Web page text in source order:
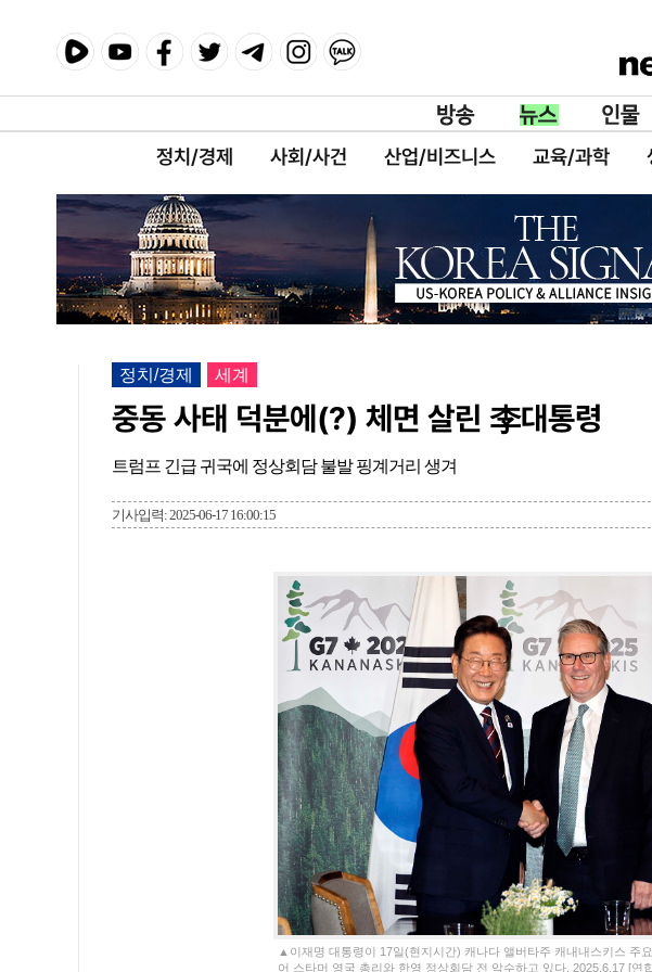
정치/경제 사회/사건 산업/비즈니스 교육/과학
정치/경제 세계
중동 사태 덕분에(?) 체면 살린 李대통령
트럼프 긴급 귀국에 정상회담 불발 핑계거리 생겨
기사입력: 2025-06-17 16:00:15
▲이재명 대통령이 17일(현지시간) 캐나다 앨버타주 캐내내스키스 주
어 스타머 영국 총리와 한영 정상회담 전 악수하고 있다. 2025.6.17 [연